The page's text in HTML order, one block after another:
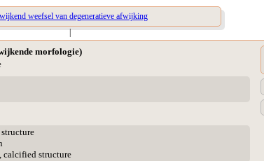
weefsel van degeneratieve afwijking
|
morfologie)
structure